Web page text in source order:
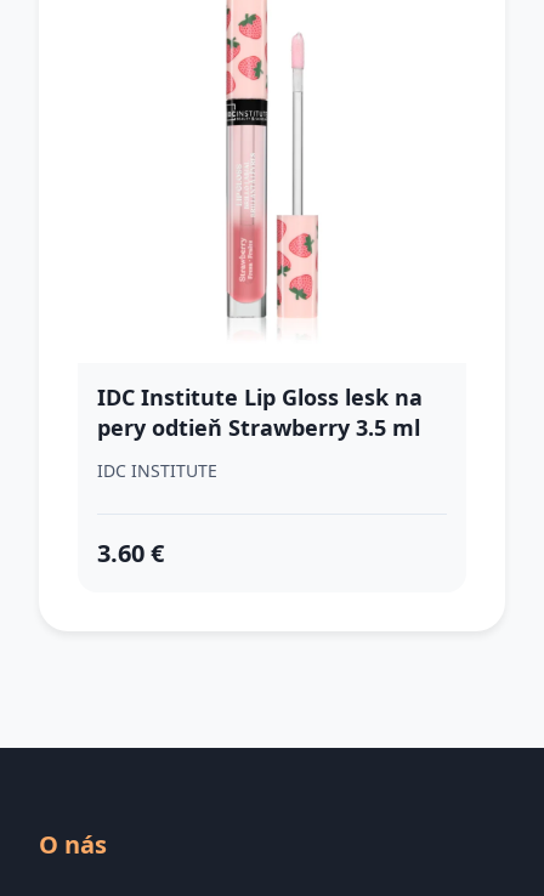
IDC Institute Lip Gloss lesk na
pery odtieň Strawberry 3.5 ml
IDC INSTITUTE
3.60 €
O nás